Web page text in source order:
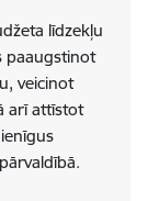
līdzekļu
paaugstinot
veicinot
arī attīstot